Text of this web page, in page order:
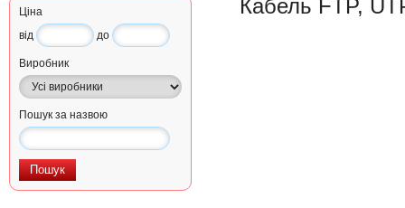
Ціна
від
до
Виробник
Пошук за назвою
Кабель FTP,